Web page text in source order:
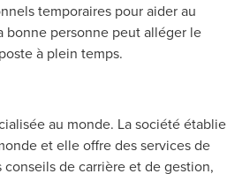
temporaires pour aider au
bonne personne peut alléger le
à plein temps.
au monde. La société établie
et elle offre des services de
de carrière et de gestion,